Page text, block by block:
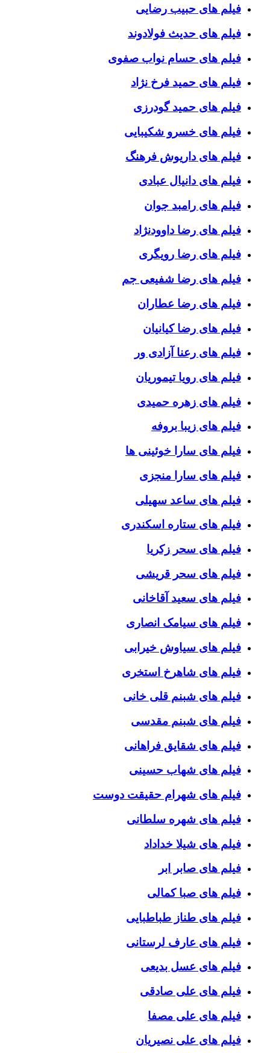
فیلم های حبیب رضایی
فیلم های حدیث فولادوند
فیلم های حسام نواب صفوی
فیلم های حمید فرخ نژاد
فیلم های حمید گودرزی
فیلم های خسرو شکیبایی
فیلم های داریوش فرهنگ
فیلم های دانیال عبادی
فیلم های رامبد جوان
فیلم های رضا داوودنژاد
فیلم های رضا رویگری
فیلم های رضا شفیعی جم
فیلم های رضا عطاران
فیلم های رضا کیانیان
فیلم های رعنا آزادی ور
فیلم های رویا تیموریان
فیلم های زهره حمیدی
فیلم های زیبا بروفه
فیلم های سارا خوئینی ها
فیلم های سارا منجزی
فیلم های ساعد سهیلی
فیلم های ستاره اسکندری
فیلم های سحر زکریا
فیلم های سحر قریشی
فیلم های سعید آقاخانی
فیلم های سیامک انصاری
فیلم های سیاوش خیرابی
فیلم های شاهرخ استخری
فیلم های شبنم قلی خانی
فیلم های شبنم مقدسی
فیلم های شقایق فراهانی
فیلم های شهاب حسینی
فیلم های شهرام حقیقت دوست
فیلم های شهره سلطانی
فیلم های شیلا خداداد
فیلم های صابر ابر
فیلم های صبا کمالی
فیلم های طناز طباطبایی
فیلم های عارف لرستانی
فیلم های عسل بدیعی
فیلم های علی صادقی
فیلم های علی مصفا
فیلم های علی نصیریان